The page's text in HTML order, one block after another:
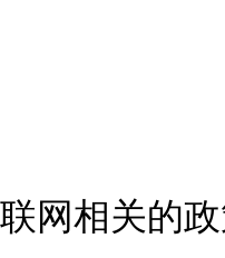
网相关的